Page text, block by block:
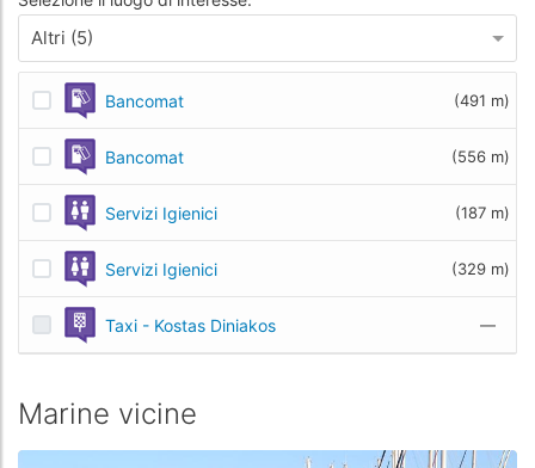
Altri (5)
Bancomat (491 m)
Bancomat (556 m)
Servizi Igienici (187 m)
Servizi Igienici (329 m)
Taxi - Kostas Diniakos —
Marine vicine